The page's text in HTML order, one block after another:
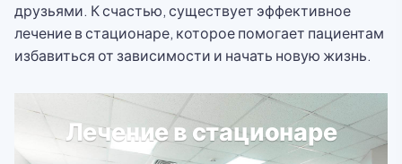
друзьями. К счастью, существует эффективное
лечение в стационаре, которое помогает пациентам
избавиться от зависимости и начать новую жизнь.
Лечение в стационаре